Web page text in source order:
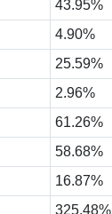
43.95%
4.90%
25.59%
2.96%
61.26%
58.68%
16.87%
325.48%